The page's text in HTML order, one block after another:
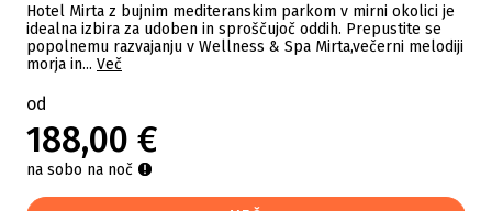
Hotel Mirta z bujnim mediteranskim parkom v mirni okolici je
idealna izbira za udoben in sproščujoč oddih. Prepustite se
popolnemu razvajanju v Wellness & Spa Mirta,večerni melodiji
morja in... Več
od
188,00 €
na sobo na noč